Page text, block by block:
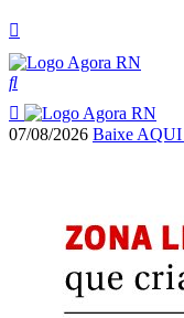
07/08/2026 Baixe AQUI